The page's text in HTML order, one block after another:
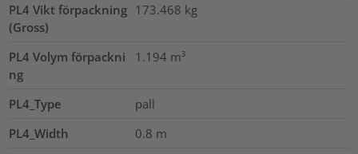
PL4 Vikt förpackning
(Gross)
173.468 kg
PL4 Volym förpackni
ng
1.194 m³
PL4_Type
pall
PL4_Width
0.8 m